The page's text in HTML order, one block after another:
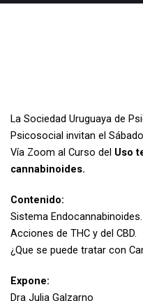
La Sociedad Uruguaya de
Psicosocial invitan el
Vía Zoom al Curso del Uso
cannabinoides.
Contenido:
Sistema Endocannabinoides.
Acciones de THC y del CBD.
¿Que se puede tratar con
Expone:
Dra Julia Galzarno